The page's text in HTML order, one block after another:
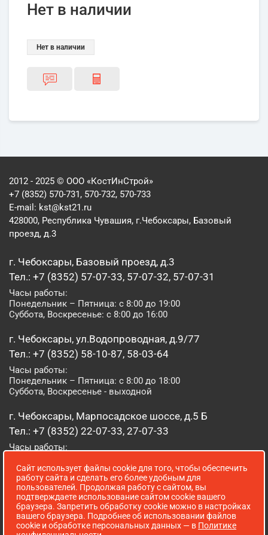
Нет в наличии
Нет в наличии
2012 - 2025 © ООО «КостИнСтрой»
+7 (8352) 570-731, 570-732, 570-733
E-mail: kst@kst21.ru
428000, Республика Чувашия, г.Чебоксары, Базовый
проезд, д.3
г. Чебоксары, Базовый проезд, д.3
Тел.: +7 (8352) 57-07-33, 57-07-32, 57-07-31
Часы работы:
Понедельник – Пятница: с 8:00 до 19:00
Суббота, Воскресенье: с 8:00 до 16:00
г. Чебоксары, ул.Водопроводная, д.9/77
Тел.: +7 (8352) 58-10-87, 58-03-64
Часы работы:
Понедельник – Пятница: с 8:00 до 18:00
Суббота, Воскресенье - выходной
г. Чебоксары, Марпосадское шоссе, д.5 Б
Тел.: +7 (8352) 22-07-33, 27-07-33
Часы работы:
Суббота, Воскресенье: с 8:00 до 16:00
г. Йошкар-Ола, ул. Луначарского, д. 52 А
Тел.: (8362) 41-07-31
Часы работы:
Сайт использует файлы cookie для того, чтобы обеспечить
работу сайта и сделать его более удобным для
пользователей. Продолжая работу с сайтом, вы
подтверждаете использование сайтом cookie вашего
браузера. Запретить обработку cookie можно в настройках
вашего браузера. Подробнее об использовании файлов
cookie и обработке персональных данных — в Политике